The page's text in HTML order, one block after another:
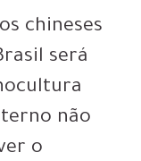
chineses
será
não
o